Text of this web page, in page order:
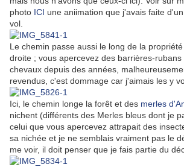
photo ICI une aniimation que j'avais faite
vol.
Le chemin passe aussi le long de la
droite ; vous apercevez des barrières-
chevaux depuis des années,
revendus, c'est dommage car j'aimais les y
Ici, le chemin longe la forêt et des merles
nichent (différents des Merles bleus dont je
celui que vous apercevez attrapait des
sa nichée et je ne semblais vraiment pas le
me voir, il doit penser que je fais partie du